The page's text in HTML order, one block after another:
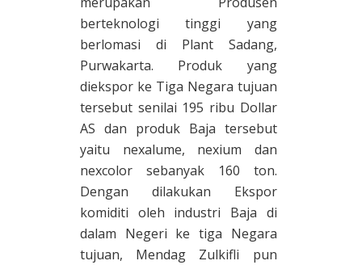
berteknologi tinggi yang
berlomasi di Plant Sadang,
Purwakarta. Produk yang
diekspor ke Tiga Negara tujuan
tersebut senilai 195 ribu Dollar
AS dan produk Baja tersebut
yaitu nexalume, nexium dan
nexcolor sebanyak 160 ton.
Dengan dilakukan Ekspor
komiditi oleh industri Baja di
dalam Negeri ke tiga Negara
tujuan, Mendag Zulkifli pun